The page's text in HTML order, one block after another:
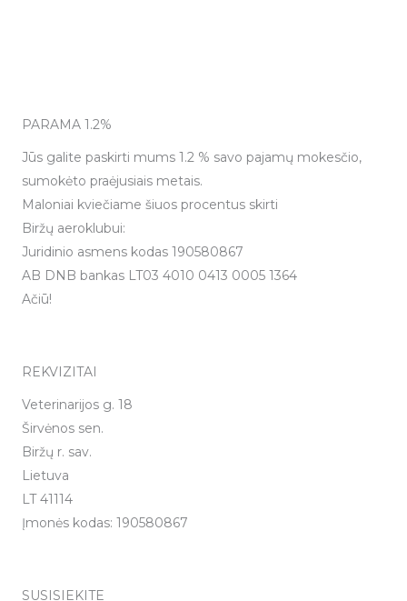
PARAMA 1.2%
Jūs galite paskirti mums 1.2 % savo pajamų mokesčio,
sumokėto praėjusiais metais.
Maloniai kviečiame šiuos procentus skirti
Biržų aeroklubui:
Juridinio asmens kodas 190580867
AB DNB bankas LT03 4010 0413 0005 1364
Ačiū!
REKVIZITAI
Veterinarijos g. 18
Širvėnos sen.
Biržų r. sav.
Lietuva
LT 41114
Įmonės kodas: 190580867
SUSISIEKITE